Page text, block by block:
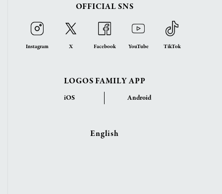
OFFICIAL SNS
Instagram X Facebook YouTube TikTok
LOGOS FAMILY APP
iOS Android
English